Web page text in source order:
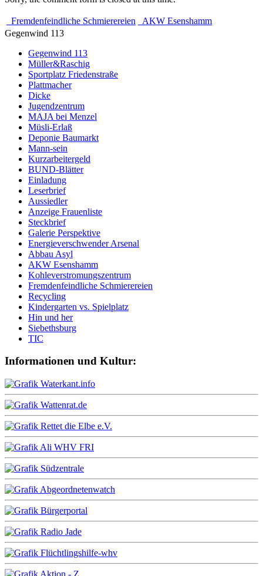
Fremdenfeindliche Schmierereien
AKW Esenshamm
Gegenwind 113
Gegenwind 113
Müller&Raschig
Sportplatz Friedenstraße
Plattmacher
Dicke
Jugendzentrum
MAJA bei Menzel
Müsli-Erlaß
Deponie Baumarkt
Mann-sein
Kurzarbeitergeld
BUND-Blätter
Einladung
Leserbrief
Aussiedler
Anzeige Frauenliste
Steckbrief
Galerie Perspektive
Energieverschwender Arsenal
Abbau Asyl
AKW Esenshamm
Kohleverstromungszentrum
Fremdenfeindliche Schmierereien
Recycling
Kindergarten vs. Spielplatz
Hin und her
Siebethsburg
TIC
Informationen und Kultur: